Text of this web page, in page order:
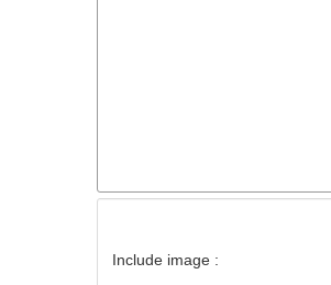
Include image :